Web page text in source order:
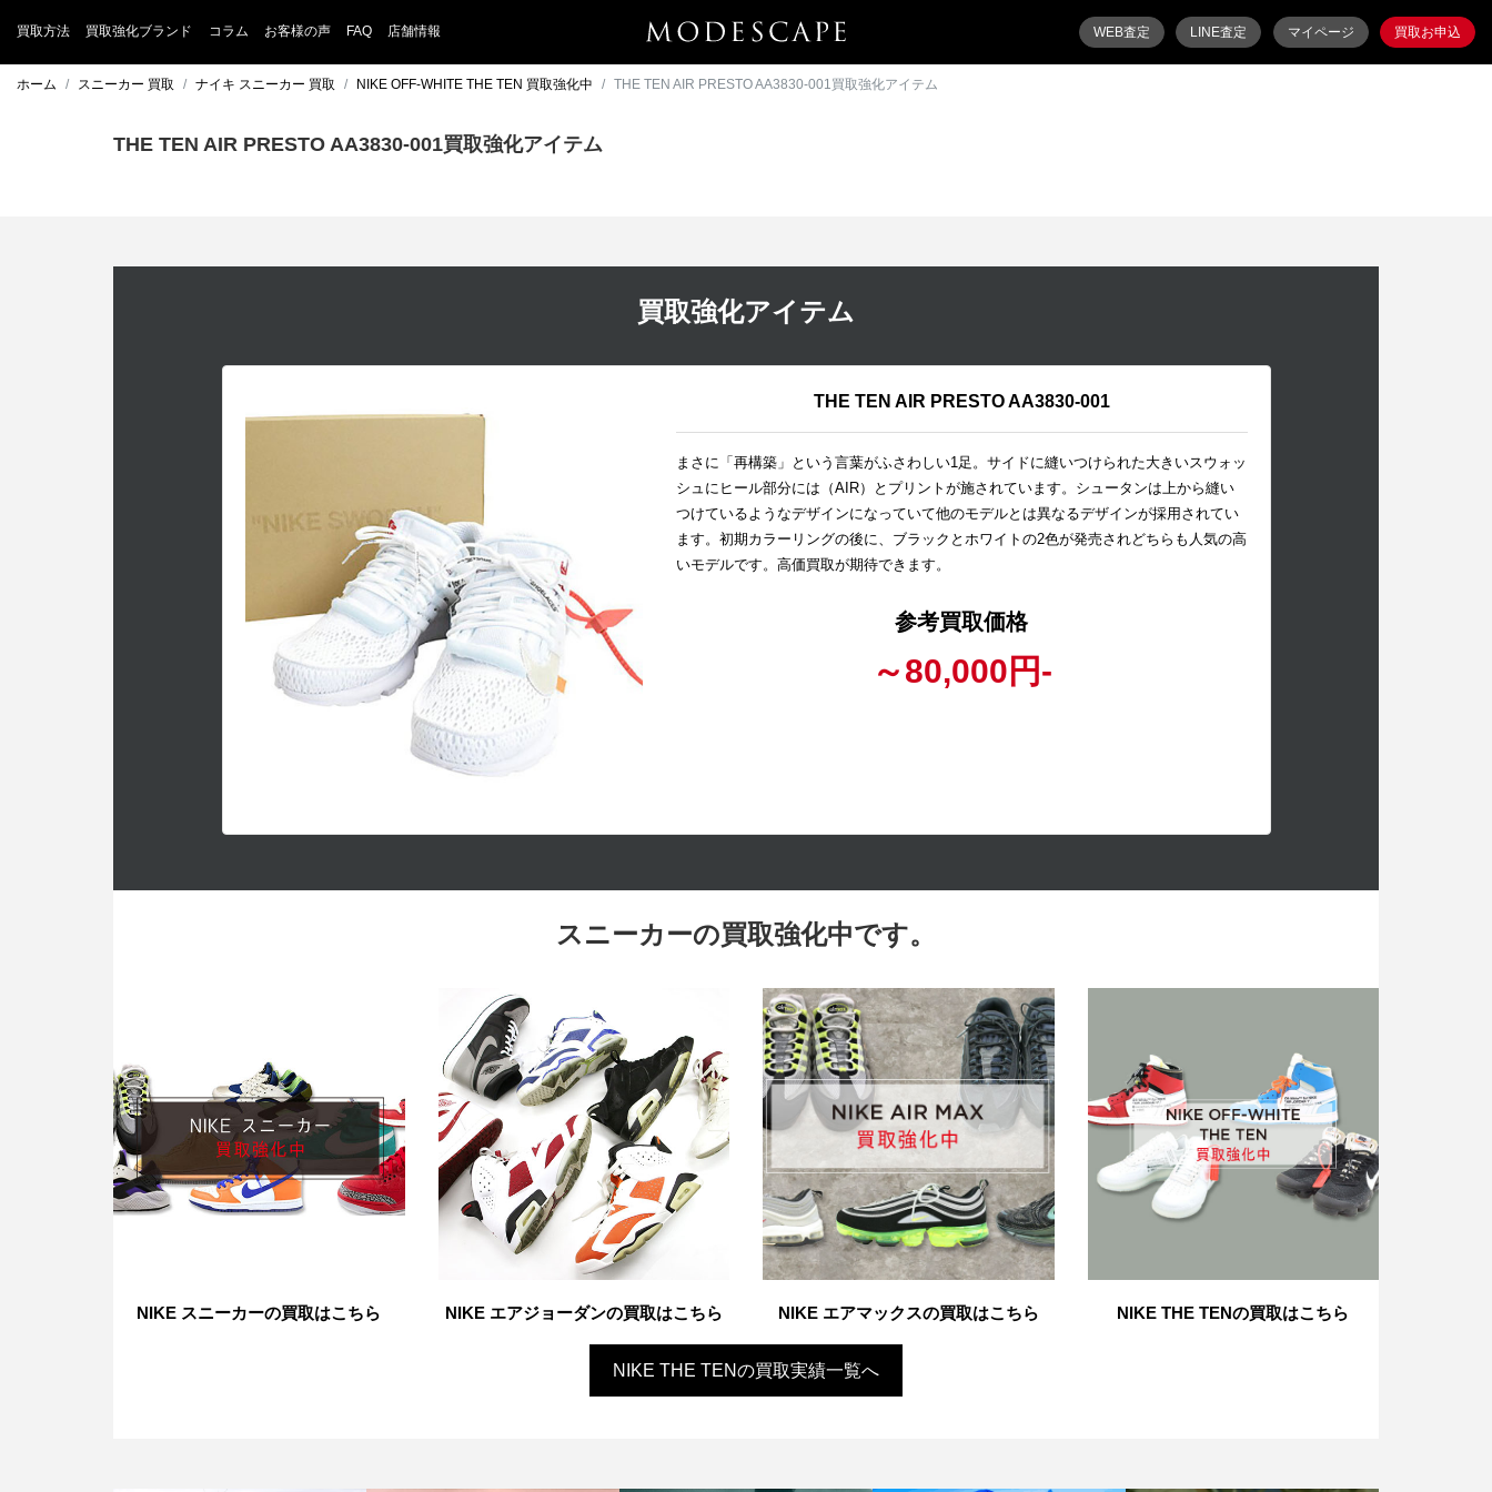
買取方法 買取強化ブランド コラム お客様の声 FAQ 店舗情報 WEB査定 LINE査定 マイページ 買取お申込
ホーム スニーカー 買取 ナイキ スニーカー 買取 NIKE OFF-WHITE THE TEN 買取強化中 THE TEN AIR PRESTO AA3830-001買取強化アイテム
THE TEN AIR PRESTO AA3830-001買取強化アイテム
買取強化アイテム
THE TEN AIR PRESTO AA3830-001
まさに「再構築」という言葉がふさわしい1足。サイドに縫いつけられた大きいスウォッ
シュにヒール部分には（AIR）とプリントが施されています。シュータンは上から縫い
つけているようなデザインになっていて他のモデルとは異なるデザインが採用されてい
ます。初期カラーリングの後に、ブラックとホワイトの2色が発売されどちらも人気の高
いモデルです。高価買取が期待できます。
参考買取価格
～80,000円-
スニーカーの買取強化中です。
NIKE スニーカーの買取はこちら NIKE エアジョーダンの買取はこちら NIKE エアマックスの買取はこちら NIKE THE TENの買取はこちら
NIKE THE TENの買取実績一覧へ